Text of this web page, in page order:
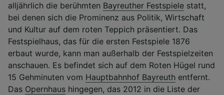
alljährlich die berühmten Bayreuther Festspiele statt,
bei denen sich die Prominenz aus Politik, Wirtschaft
und Kultur auf dem roten Teppich präsentiert. Das
Festspielhaus, das für die ersten Festspiele 1876
erbaut wurde, kann man außerhalb der Festspielzeiten
anschauen. Es befindet sich auf dem Roten Hügel rund
15 Gehminuten vom Hauptbahnhof Bayreuth entfernt.
Das Opernhaus hingegen, das 2012 in die Liste der